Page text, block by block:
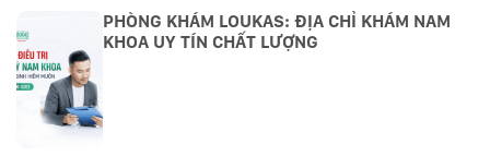
PHÒNG KHÁM LOUKAS: ĐỊA CHỈ KHÁM NAM
KHOA UY TÍN CHẤT LƯỢNG